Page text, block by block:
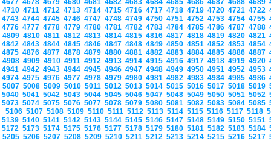
4677 4678 4679 4680 4681 4682 4683 4684 4685 4686 4687 4688 4689
4710 4711 4712 4713 4714 4715 4716 4717 4718 4719 4720 4721 4722
4743 4744 4745 4746 4747 4748 4749 4750 4751 4752 4753 4754 4755
4776 4777 4778 4779 4780 4781 4782 4783 4784 4785 4786 4787 4788
4809 4810 4811 4812 4813 4814 4815 4816 4817 4818 4819 4820 4821
4842 4843 4844 4845 4846 4847 4848 4849 4850 4851 4852 4853 4854
4875 4876 4877 4878 4879 4880 4881 4882 4883 4884 4885 4886 4887
4908 4909 4910 4911 4912 4913 4914 4915 4916 4917 4918 4919 4920
4941 4942 4943 4944 4945 4946 4947 4948 4949 4950 4951 4952 4953
4974 4975 4976 4977 4978 4979 4980 4981 4982 4983 4984 4985 4986
5007 5008 5009 5010 5011 5012 5013 5014 5015 5016 5017 5018 5019
5040 5041 5042 5043 5044 5045 5046 5047 5048 5049 5050 5051 5052
5073 5074 5075 5076 5077 5078 5079 5080 5081 5082 5083 5084 5085
5106 5107 5108 5109 5110 5111 5112 5113 5114 5115 5116 5117 5118
5139 5140 5141 5142 5143 5144 5145 5146 5147 5148 5149 5150 5151
5172 5173 5174 5175 5176 5177 5178 5179 5180 5181 5182 5183 5184
5205 5206 5207 5208 5209 5210 5211 5212 5213 5214 5215 5216 5217